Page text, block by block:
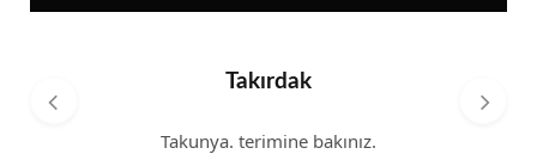
Takırdak
Takunya. terimine bakınız.